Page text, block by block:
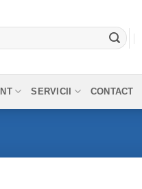
SERVICII CONTACT